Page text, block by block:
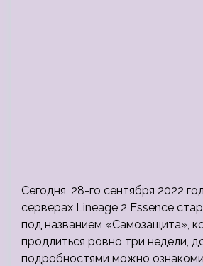
Сегодня, 28-го сентября 2022
серверах Lineage 2 Essence
под названием «Самозащита»,
продлиться ровно три недели,
подробностями можно